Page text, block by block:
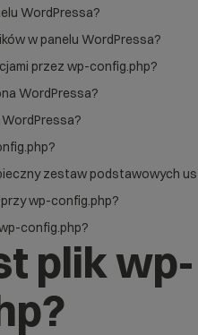
WordPressa?
w panelu WordPressa?
przez wp-config.php?
WordPressa?
zestaw podstawowych
wp-config.php?
config.php?
plik wp-